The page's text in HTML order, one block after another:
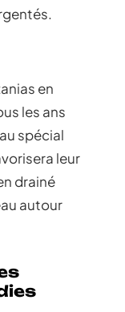
en
les ans
spécial
leur
drainé
autour